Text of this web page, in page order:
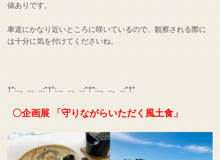
値ありです。
車道にかなり近いところに咲いているので、観察される際に
は十分に気を付けてくださいね。
†*:..。..。..:*†*:..。..。..:*†*:..。..。..:*†*
〇企画展 「守りながらいただく 風土食 」